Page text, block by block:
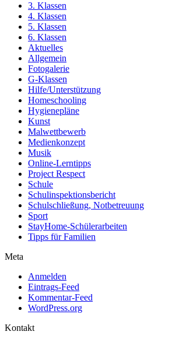
3. Klassen
4. Klassen
5. Klassen
6. Klassen
Aktuelles
Allgemein
Fotogalerie
G-Klassen
Hilfe/Unterstützung
Homeschooling
Hygienepläne
Kunst
Malwettbewerb
Medienkonzept
Musik
Online-Lerntipps
Project Respect
Schule
Schulinspektionsbericht
Schulschließung, Notbetreuung
Sport
StayHome-Schülerarbeiten
Tipps für Familien
Meta
Anmelden
Eintrags-Feed
Kommentar-Feed
WordPress.org
Kontakt